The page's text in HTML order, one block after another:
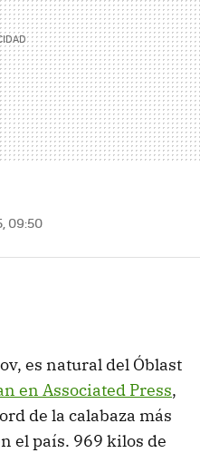
09:50
es natural del Óblast
en Associated Press,
de la calabaza más
el país. 969 kilos de